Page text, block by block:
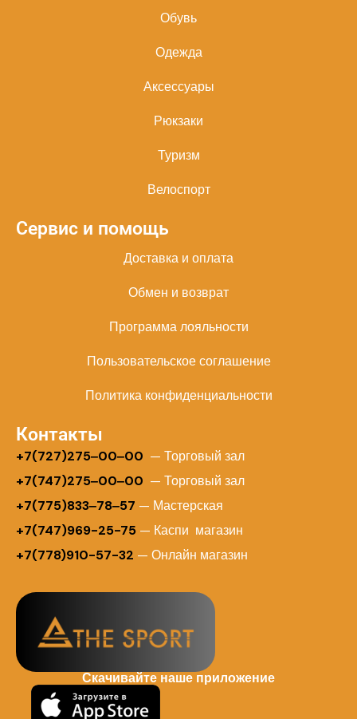
Обувь
Одежда
Аксессуары
Рюкзаки
Туризм
Велоспорт
Сервис и помощь
Доставка и оплата
Обмен и возврат
Программа лояльности
Пользовательское соглашение
Политика конфиденциальности
Контакты
+7(727)275‒00‒00 — Торговый зал
+7(747)275‒00‒00 — Торговый зал
+7(775)833‒78‒57 — Мастерская
+7(747)969-25-75 — Каспи магазин
+7(778)910-57-32 — Онлайн магазин
Скачивайте наше приложение